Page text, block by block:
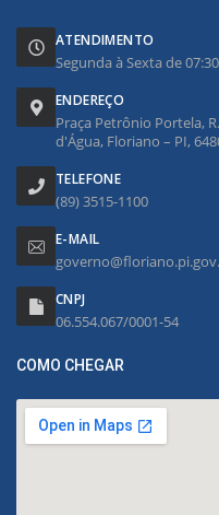
ATENDIMENTO
Segunda à Sexta de
ENDEREÇO
Praça Petrônio Portela,
d'Água, Floriano – PI,
TELEFONE
(89) 3515-1100
E-MAIL
CNPJ
06.554.067/0001-54
COMO CHEGAR